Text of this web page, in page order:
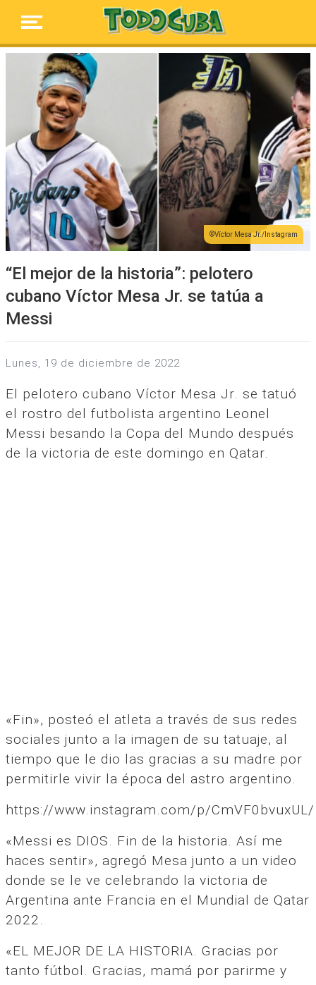
Víctor Mesa Jr./Instagram
“El mejor de la historia”: pelotero
cubano Víctor Mesa Jr. se tatúa a
Messi
lunes, 19 de diciembre de 2022
El pelotero cubano Víctor Mesa Jr. se tatuó
el rostro del futbolista argentino Leonel
Messi besando la Copa del Mundo después
de la victoria de este domingo en Qatar.
«Fin», posteó el atleta a través de sus redes
sociales junto a la imagen de su tatuaje, al
tiempo que le dio las gracias a su madre por
permitirle vivir la época del astro argentino.
https://www.instagram.com/p/CmVF0bvuxUL/
«Messi es DIOS. Fin de la historia. Así me
haces sentir», agregó Mesa junto a un video
donde se le ve celebrando la victoria de
Argentina ante Francia en el Mundial de Qatar
2022.
«EL MEJOR DE LA HISTORIA. Gracias por
tanto fútbol. Gracias, mamá por parirme y